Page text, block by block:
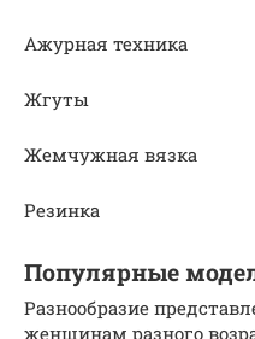
Ажурная техника
Жгуты
Жемчужная вязка
Резинка
Популярные
Разнообразие
женщинам разного